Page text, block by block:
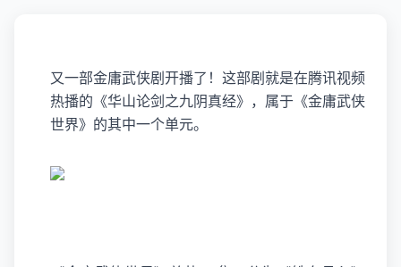
又一部金庸武侠剧开播了！这部剧就是在腾讯视频
热播的《华山论剑之九阴真经》，属于《金庸武侠
世界》的其中一个单元。